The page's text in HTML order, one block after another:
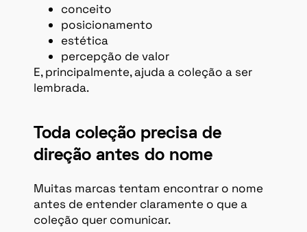
conceito
posicionamento
estética
percepção de valor
E, principalmente, ajuda a coleção a ser
lembrada.
Toda coleção precisa de
direção antes do nome
Muitas marcas tentam encontrar o nome
antes de entender claramente o que a
coleção quer comunicar.